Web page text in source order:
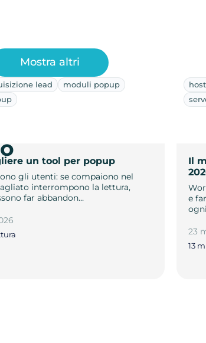
lead
moduli popup
un tool per popup
gli utenti: se compaiono nel
interrompono la lettura,
far abbandon…
Il
e
23
13
Mostra altri